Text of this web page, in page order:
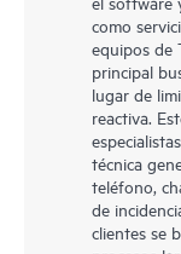
como
equipos de
principal
lugar de
reactiva.
técnica
teléfono,
de
clientes se